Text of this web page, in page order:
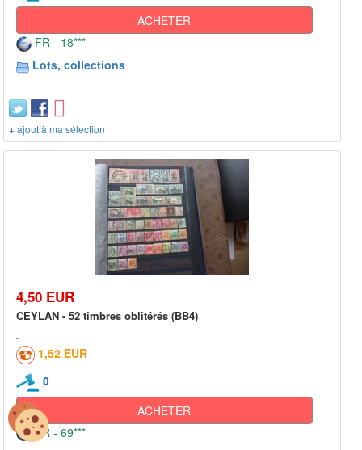
ACHETER
FR - 18***
Lots, collections
+ ajout à ma sélection
4,50 EUR
CEYLAN - 52 timbres oblitérés (BB4)
1,52 EUR
0
ACHETER
FR - 69***